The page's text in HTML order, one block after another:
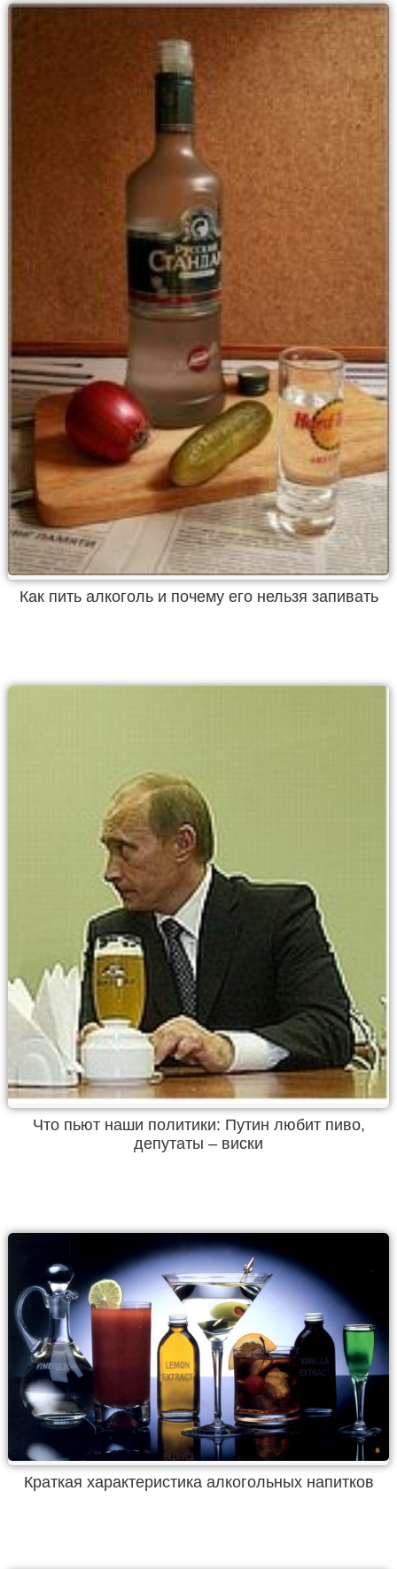
Как пить алкоголь и почему его нельзя запивать
Что пьют наши политики: Путин любит пиво,
депутаты – виски
Краткая характеристика алкогольных напитков